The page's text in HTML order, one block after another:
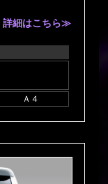
詳細はこちら≫
Ａ４